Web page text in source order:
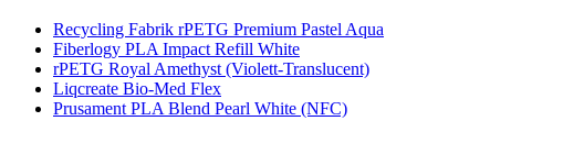
Recycling Fabrik rPETG Premium Pastel Aqua
Fiberlogy PLA Impact Refill White
rPETG Royal Amethyst (Violett-Translucent)
Liqcreate Bio-Med Flex
Prusament PLA Blend Pearl White (NFC)